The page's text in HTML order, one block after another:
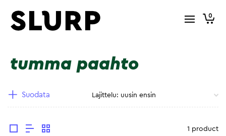
0
tumma paahto
Suodata
1 product